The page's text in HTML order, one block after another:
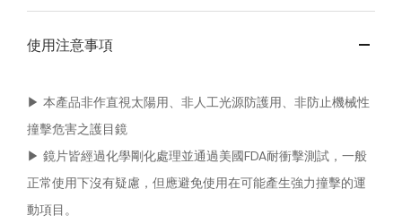
使用注意事項
▶︎ 本產品非作直視太陽用、非人工光源防護用、非防止機械性
撞擊危害之護目鏡
▶︎ 鏡片皆經過化學剛化處理並通過美國FDA耐衝擊測試，一般
正常使用下沒有疑慮，但應避免使用在可能產生強力撞擊的運
動項目。